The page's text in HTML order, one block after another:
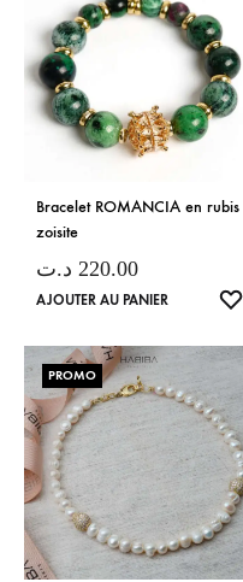
Bracelet ROMANCIA en rubis
zoisite
220.00 د.ت
AJOUTER AU PANIER
PROMO